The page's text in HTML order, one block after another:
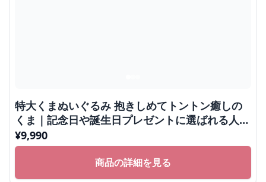
特大くまぬいぐるみ 抱きしめてトントン癒しの
くま｜記念日や誕生日プレゼントに選ばれる人気
ぬいぐるみ
¥9,990
商品の詳細を見る